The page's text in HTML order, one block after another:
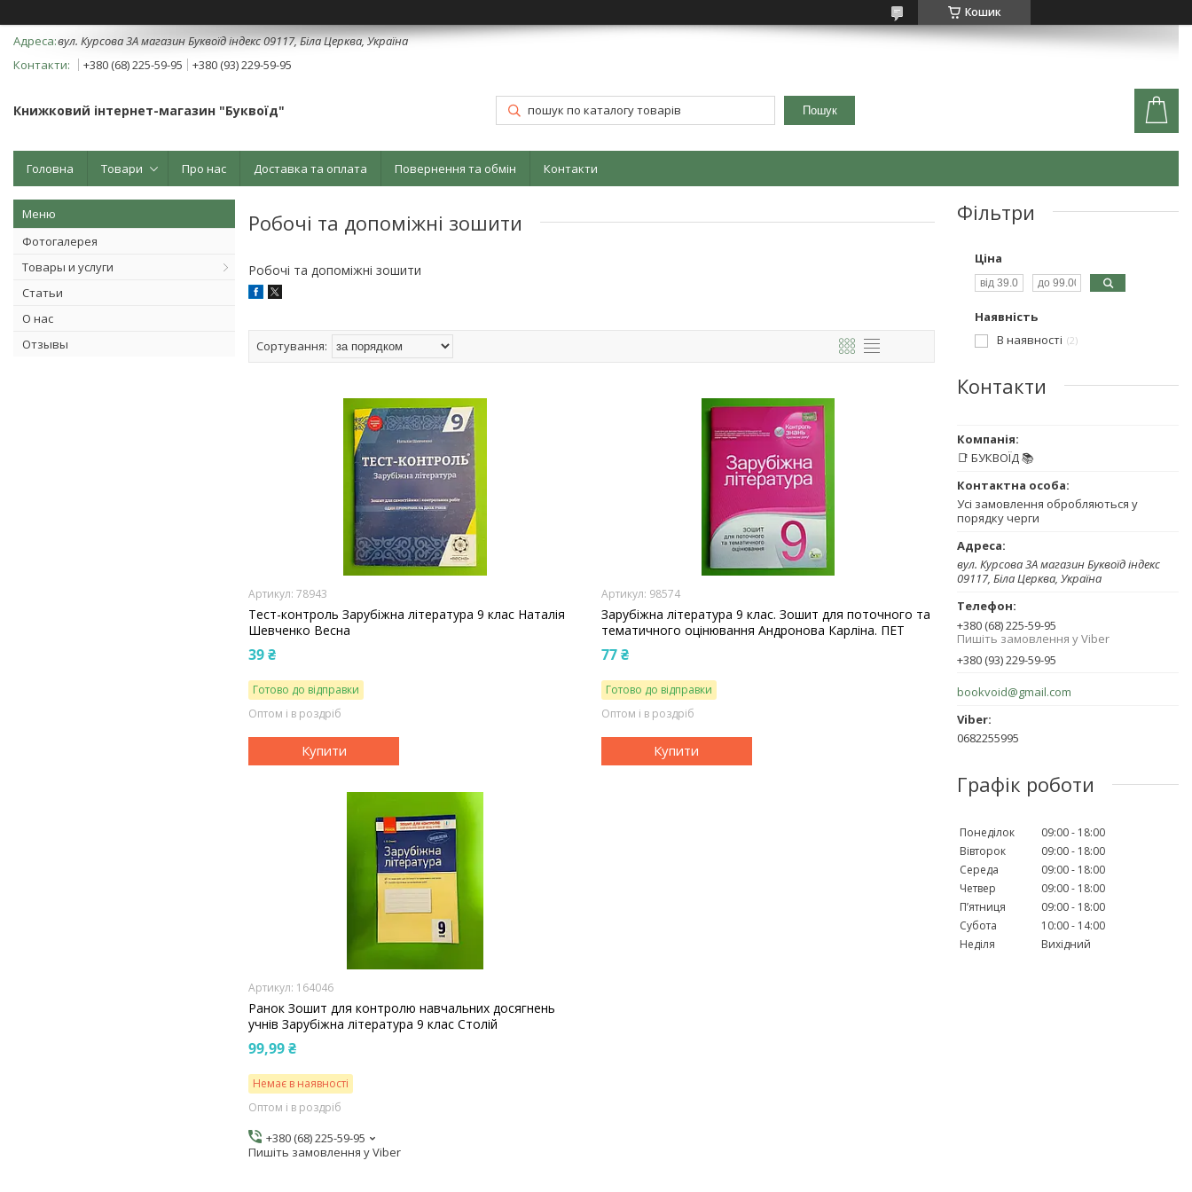
Кошик
вул. Курсова 3А магазин Буквоїд індекс 09117, Біла Церква, Україна
+380 (68) 225-59-95
+380 (93) 229-59-95
Книжковий інтернет-магазин "Буквоїд" Пошук
Головна Товари Про нас Доставка та оплата Повернення та обмін Контакти
Фотогалерея
Товары и услуги
Статьи
О нас
Отзывы
Робочі та допоміжні зошити
Робочі та допоміжні зошити
78943
Тест-контроль Зарубіжна література 9 клас Наталія
Шевченко Весна
39 ₴
Готово до відправки
Оптом і в роздріб
Купити
98574
Зарубіжна література 9 клас. Зошит для поточного та
тематичного оцінювання Андронова Карліна. ПЕТ
77 ₴
Готово до відправки
Оптом і в роздріб
Купити
164046
Ранок Зошит для контролю навчальних досягнень
учнів Зарубіжна література 9 клас Столій
99,99 ₴
Немає в наявності
Оптом і в роздріб
+380 (68) 225-59-95
Пишіть замовлення у Viber
Фільтри
Ціна
Наявність
В наявності
2
Контакти
📑 БУКВОЇД 📚
Усі замовлення обробляються у
порядку черги
вул. Курсова 3А магазин Буквоїд індекс
09117, Біла Церква, Україна
+380 (68) 225-59-95
Пишіть замовлення у Viber
+380 (93) 229-59-95
bookvoid@gmail.com
0682255995
Графік роботи
Понеділок 09:00
18:00
Вівторок
09:00
18:00
Середа
09:00
18:00
Четвер
09:00
18:00
Пʼятниця
09:00
18:00
Субота
10:00
14:00
Неділя
Вихідний